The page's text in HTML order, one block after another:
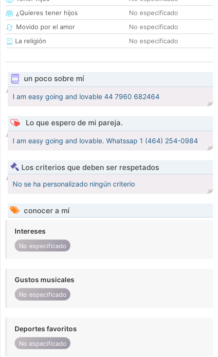
¿Quieres tener hijos
No especificado
Movido por el amor
No especificado
La religión
No especificado
un poco sobre mí
I am easy going and lovable 44 7960 682464
Lo que espero de mi pareja.
I am easy going and lovable. Whatssap 1 (464) 254-0984
Los criterios que deben ser respetados
No se ha personalizado ningún criterio
conocer a mí
Intereses
No especificado
Gustos musicales
No especificado
Deportes favoritos
No especificado